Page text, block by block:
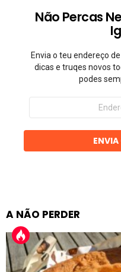
Não Percas
Envia o teu endereço
dicas e truqes novos
podes
Endereço
email
ENVIA
A NÃO PERDER